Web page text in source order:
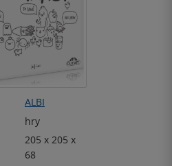
ALBI
hry
205 x 205 x
68